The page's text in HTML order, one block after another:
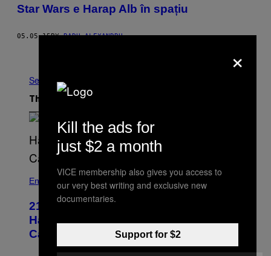
Star Wars e Harap Alb în spațiu
05.05.15BYRADU ALEXANDRU
See All
The Latest
Entertainment
21 Years Ago, A Barbie Movie Gave
Harvey Weinstein a Deeply Awkward
Cameo
×
Kill the ads for
just $2 a month
VICE membership also gives you access to
our very best writing and exclusive new
documentaries.
Support for $2